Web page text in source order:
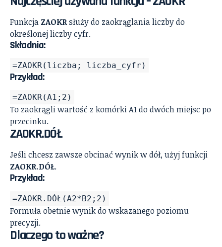
Funkcja ZAOKRsłuży do zaokrąglania liczby do
określonej liczby cyfr.
Składnia:
=ZAOKR(liczba; liczba_cyfr)
Przykład:
=ZAOKR(A1;2)
To zaokrągli wartość z komórki A1 do dwóch miejsc po
przecinku.
ZAOKR.DÓŁ
Jeśli chcesz zawsze obcinać wynik w dół, użyj funkcji
ZAOKR.DÓŁ.
Przykład:
=ZAOKR.DÓŁ(A2*B2;2)
Formuła obetnie wynik do wskazanego poziomu
precyzji.
Dlaczego to ważne?